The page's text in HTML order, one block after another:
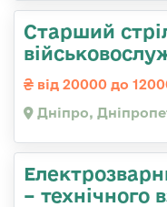
Старший
від 20000 до
Дніпро,
– технічного